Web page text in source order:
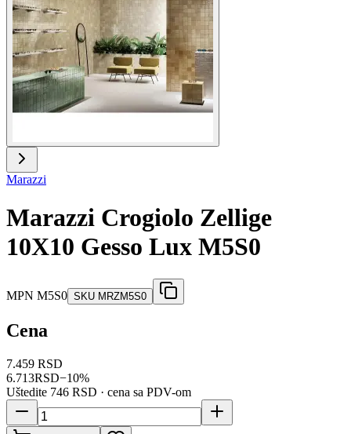
Marazzi
Marazzi Crogiolo Zellige
10X10 Gesso Lux M5S0
MPN M5S0 SKU MRZM5S0
Cena
7.459 RSD
6.713RSD−10%
Uštedite 746 RSD · cena sa PDV-om